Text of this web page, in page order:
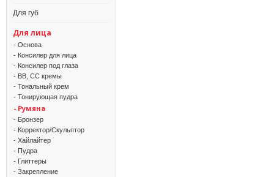
Для губ
Для лица
- Основа
- Консилер для лица
- Консилер под глаза
- BB, CC кремы
- Тональный крем
- Тонирующая пудра
- Румяна
- Бронзер
- Корректор/Скульптор
- Хайлайтер
- Пудра
- Глиттеры
- Закрепление